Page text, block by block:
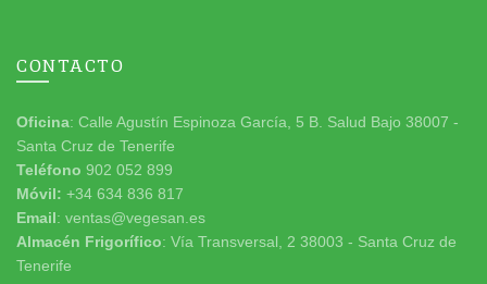
CONTACTO
Oficina: Calle Agustín Espinoza García, 5 B. Salud Bajo 38007 -
Santa Cruz de Tenerife
Teléfono 902 052 899
Móvil: +34 634 836 817
Email: ventas@vegesan.es
Almacén Frigorífico: Vía Transversal, 2 38003 - Santa Cruz de
Tenerife